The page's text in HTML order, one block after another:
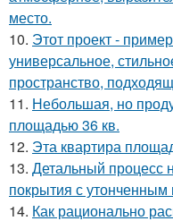
место.
10. Этот проект -
универсальное,
пространство,
11. Небольшая, но
площадью 36 кв.
12. Эта квартира
13. Детальный процесс
покрытия с
14. Как рационально